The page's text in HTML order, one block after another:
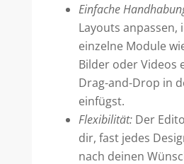
Einfache
Layouts anpassen,
einzelne Module
Bilder oder Videos
Drag-and-Drop in
einfügst.
Flexibilität:Der
dir, fast jedes
nach deinen